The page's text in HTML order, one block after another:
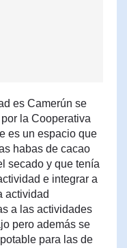
es Camerún se
la Cooperativa
es un espacio que
habas de cacao
secado y que tenía
e integrar a
actividad
a las actividades
pero además se
para las de